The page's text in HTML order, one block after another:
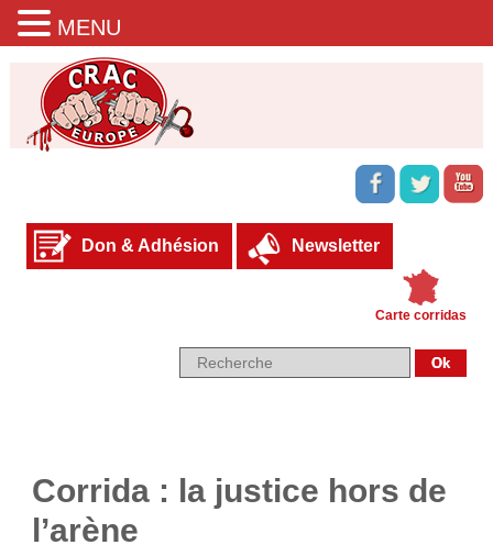
Don & Adhésion Newsletter
Carte corridas
Corrida : la justice hors de
l’arène
MENU